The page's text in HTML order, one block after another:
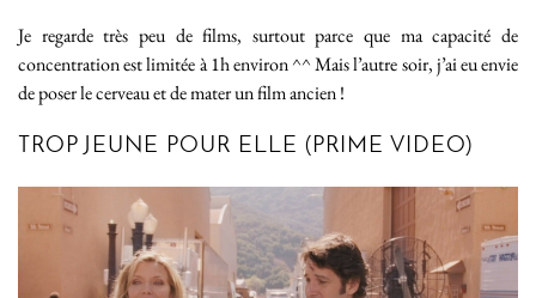
Je regarde très peu de films, surtout parce que ma capacité de
concentration est limitée à 1h environ ^^ Mais l’autre soir, j’ai eu envie
de poser le cerveau et de mater un film ancien !
TROP JEUNE POUR ELLE (PRIME VIDEO)